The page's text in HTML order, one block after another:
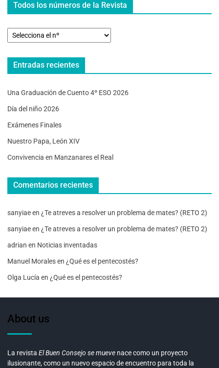
Todos los números de la Revista
Entradas recientes
Una Graduación de Cuento 4º ESO 2026
Día del niño 2026
Exámenes Finales
Nuestro Papa, León XIV
Convivencia en Manzanares el Real
Comentarios recientes
sanyiaeen ¿Te atreves a resolver un problema de mates? (RETO 2)
sanyiaeen ¿Te atreves a resolver un problema de mates? (RETO 2)
adrian en Noticias inventadas
Manuel Moralesen ¿Qué es el pentecostés?
Olga Lucía en ¿Qué es el pentecostés?
About us
La revista El Buen Consejo se mueve nace como un proyecto
ilusionante, como un nuevo espacio de encuentro para toda la